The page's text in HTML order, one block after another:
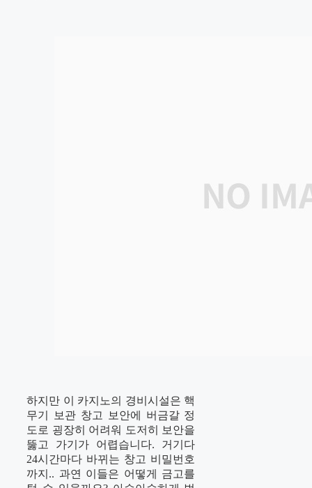
하지만 이 카지노의 경비시설은 핵
무기 보관 창고 보안에 버금갈 정
도로 굉장히 어려워 도저히 보안을
뚫고 가기가 어렵습니다. 거기다
24시간마다 바뀌는 창고 비밀번호
까지.. 과연 이들은 어떻게 금고를